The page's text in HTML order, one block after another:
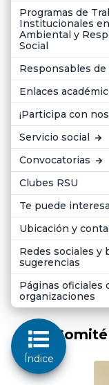
Índice
Programas de
Institucionales
Ambiental y
Social
Responsables de
Enlaces
¡Participa con
Servicio social
Convocatorias
Clubes RSU
Te puede
Ubicación y
Redes sociales y
sugerencias
Páginas oficiales
organizaciones
Lic. Rubén
Rivera